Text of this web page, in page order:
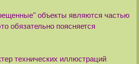
объекты являются частью
обязательно поясняется
технических иллюстраций